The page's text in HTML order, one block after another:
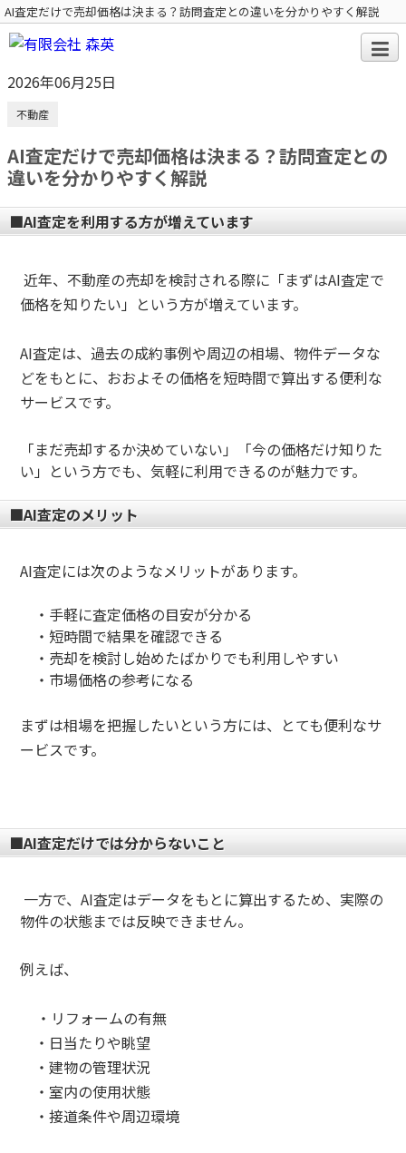
AI査定だけで売却価格は決まる？訪問査定との違いを分かりやすく解説
2026年06月25日
不動産
AI査定だけで売却価格は決まる？訪問査定との
違いを分かりやすく解説
■AI査定を利用する方が増えています
近年、不動産の売却を検討される際に「まずはAI査定で
価格を知りたい」という方が増えています。
AI査定は、過去の成約事例や周辺の相場、物件データな
どをもとに、おおよその価格を短時間で算出する便利な
サービスです。
「まだ売却するか決めていない」「今の価格だけ知りた
い」という方でも、気軽に利用できるのが魅力です。
■AI査定のメリット
AI査定には次のようなメリットがあります。
・ 手軽に査定価格の目安が分かる
・ 短時間で結果を確認できる
・ 売却を検討し始めたばかりでも利用しやすい
・ 市場価格の参考になる
まずは相場を把握したいという方には、とても便利なサ
ービスです。
■AI査定だけでは分からないこと
一方で、AI査定はデータをもとに算出するため、実際の
物件の状態までは反映できません。
例えば、
・リフォームの有無
・日当たりや眺望
・建物の管理状況
・室内の使用状態
・接道条件や周辺環境